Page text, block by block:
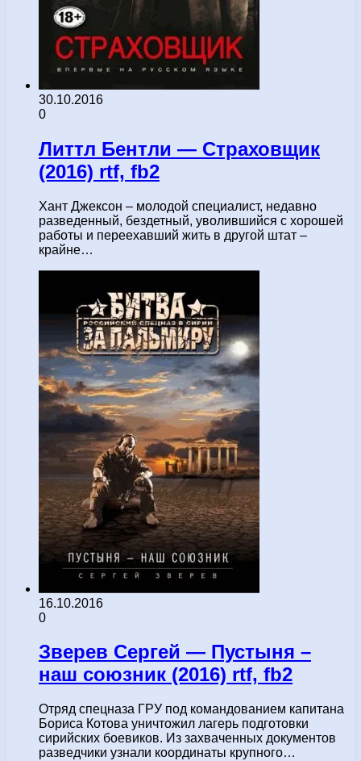
30.10.2016
0
Литтл Бентли — Страховщик
(2016) rtf, fb2
Хант Джексон – молодой специалист, недавно
разведенный, бездетный, уволившийся с хорошей
работы и переехавший жить в другой штат –
крайне…
16.10.2016
0
Зверев Сергей — Пустыня –
наш союзник (2016) rtf, fb2
Отряд спецназа ГРУ под командованием капитана
Бориса Котова уничтожил лагерь подготовки
сирийских боевиков. Из захваченных документов
разведчики узнали координаты крупного…